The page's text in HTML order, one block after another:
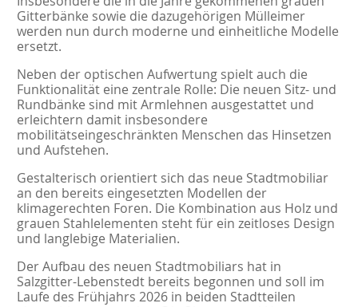
Gitterbänke sowie die dazugehörigen Mülleimer
werden nun durch moderne und einheitliche Modelle
ersetzt.
Neben der optischen Aufwertung spielt auch die
Funktionalität eine zentrale Rolle: Die neuen Sitz- und
Rundbänke sind mit Armlehnen ausgestattet und
erleichtern damit insbesondere
mobilitätseingeschränkten Menschen das Hinsetzen
und Aufstehen.
Gestalterisch orientiert sich das neue Stadtmobiliar
an den bereits eingesetzten Modellen der
klimagerechten Foren. Die Kombination aus Holz und
grauen Stahlelementen steht für ein zeitloses Design
und langlebige Materialien.
Der Aufbau des neuen Stadtmobiliars hat in
Salzgitter-Lebenstedt bereits begonnen und soll im
Laufe des Frühjahrs 2026 in beiden Stadtteilen